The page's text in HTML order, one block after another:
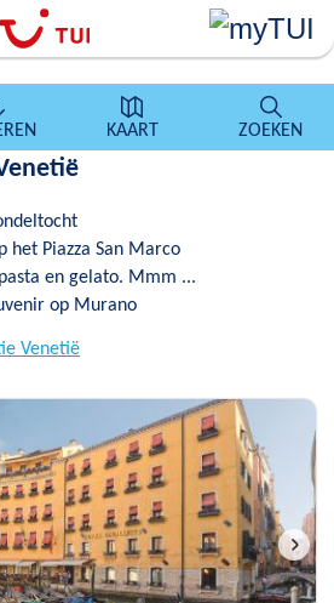
KAART ZOEKEN
het Piazza San Marco
en gelato. Mmm ...
op Murano
Venetië